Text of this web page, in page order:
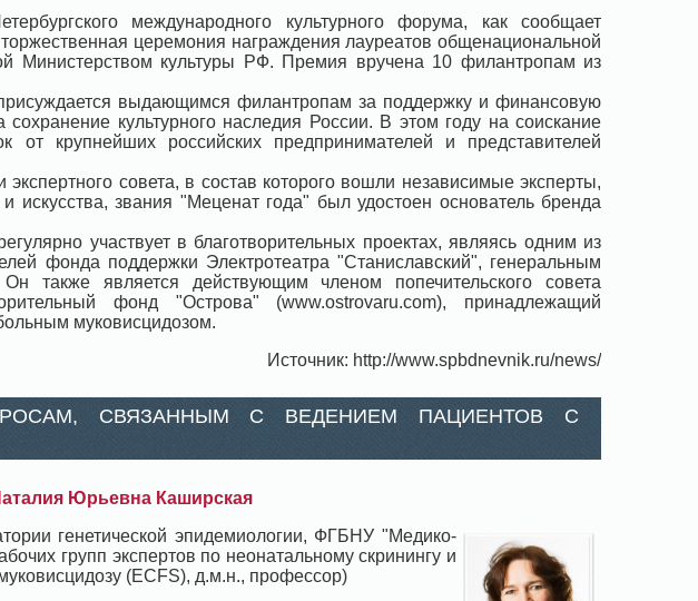
международного культурного форума, как сообщает
церемония награждения лауреатов общенациональной
Министерством культуры РФ. Премия вручена 10 филантропам из
выдающимся филантропам за поддержку и финансовую
культурного наследия России. В этом году на соискание
от крупнейших российских предпринимателей и представителей
совета, в состав которого вошли независимые эксперты,
искусства, звания "Меценат года" был удостоен основатель бренда
участвует в благотворительных проектах, являясь одним из
фонда поддержки Электротеатра "Станиславский", генеральным
также является действующим членом попечительского совета
фонд "Острова" (www.ostrovaru.com), принадлежащий
муковисцидозом.
Источник: http://www.spbdnevnik.ru/news/
СВЯЗАННЫМ С ВЕДЕНИЕМ ПАЦИЕНТОВ С
Юрьевна Каширская
генетической эпидемиологии, ФГБНУ "Медико-
групп экспертов по неонатальному скринингу и
(ECFS), д.м.н., профессор)